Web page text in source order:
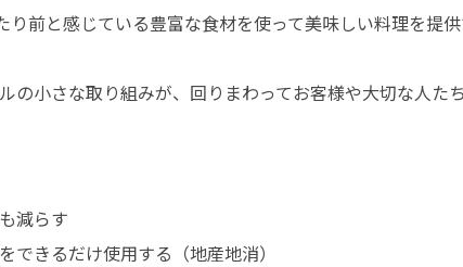
り前と感じている豊富な食材を使って美味しい料理を提
の小さな取り組みが、回りまわってお客様や大切な人
減らす
できるだけ使用する（地産地消）